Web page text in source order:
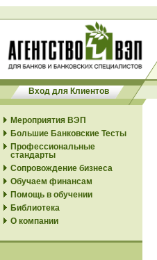
Вход для Клиентов
Мероприятия ВЭП
Большие Банковские Тесты
Профессиональные
стандарты
Сопровождение бизнеса
Обучаем финансам
Помощь в обучении
Библиотека
О компании